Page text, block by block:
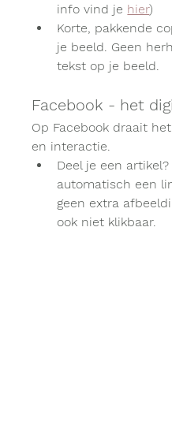
info vind je hier)
Korte, pakkende
je beeld. Geen
tekst op je beeld.
Facebook - het
Op Facebook draait
en interactie.
Deel je een
automatisch een
geen extra
ook niet klikbaar.